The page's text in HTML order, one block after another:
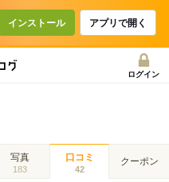
インストール アプリで開く
ログイン
写真
183
口コミ
42
クーポン